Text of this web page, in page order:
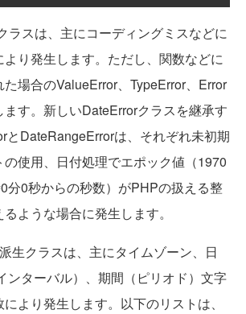
ラスは、主にコーディングミスなどに
り発生します。ただし、関数などに
場合のValueError、TypeError、Error
す。新しいDateErrorクラスを継承す
とDateRangeErrorは、それぞれ未初期
使用、日付処理でエポック値（1970
分0秒からの秒数）がPHPの扱える整
ような場合に発生します。
生クラスは、主にタイムゾーン、日
ンターバル）、期間（ピリオド）文字
より発生します。以下のリストは、